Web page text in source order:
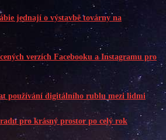
jednají o výstavbě továrny na
verzích Facebooku a Instagramu pro
používání digitálního rublu mezi lidmi
pro krásný prostor po celý rok